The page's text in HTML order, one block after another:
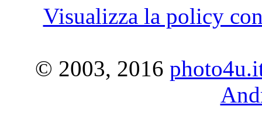
Visualizza la policy
© 2003, 2016